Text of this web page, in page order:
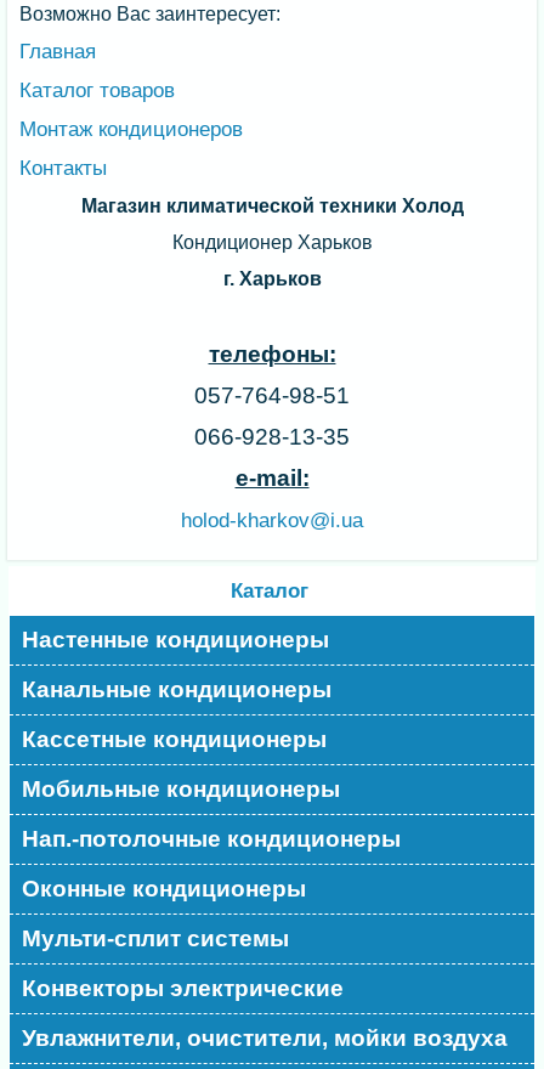
Возможно Вас заинтересует:
Главная
Каталог товаров
Монтаж кондиционеров
Контакты
Магазин климатической техники Холод
Кондиционер Харьков
г. Харьков
телефоны:
057-764-98-51
066-928-13-35
e-mail:
holod-kharkov@i.ua
Каталог
Настенные кондиционеры
Канальные кондиционеры
Кассетные кондиционеры
Мобильные кондиционеры
Нап.-потолочные кондиционеры
Оконные кондиционеры
Мульти-сплит системы
Конвекторы электрические
Увлажнители, очистители, мойки воздуха